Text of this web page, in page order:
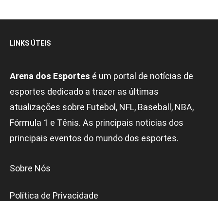
LINKS ÚTEIS
Arena dos Esportes é um portal de notícias de
esportes dedicado a trazer as últimas
atualizações sobre Futebol, NFL, Baseball, NBA,
Fórmula 1 e Tênis. As principais noticias dos
principais eventos do mundo dos esportes.
Sobre Nós
Política de Privacidade